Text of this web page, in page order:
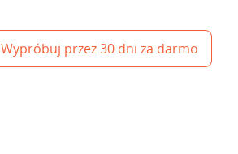
Wypróbuj przez 30 dni za darmo